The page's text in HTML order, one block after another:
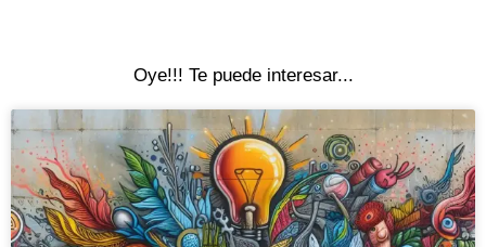
Oye!!! Te puede interesar...